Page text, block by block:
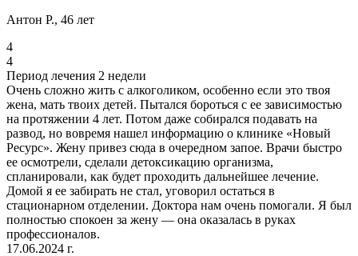
Антон Р., 46 лет
4
4
Период лечения 2 недели
Очень сложно жить с алкоголиком, особенно если это твоя
жена, мать твоих детей. Пытался бороться с ее зависимостью
на протяжении 4 лет. Потом даже собирался подавать на
развод, но вовремя нашел информацию о клинике «Новый
Ресурс». Жену привез сюда в очередном запое. Врачи быстро
ее осмотрели, сделали детоксикацию организма,
спланировали, как будет проходить дальнейшее лечение.
Домой я ее забирать не стал, уговорил остаться в
стационарном отделении. Доктора нам очень помогали. Я был
полностью спокоен за жену — она оказалась в руках
профессионалов.
17.06.2024 г.